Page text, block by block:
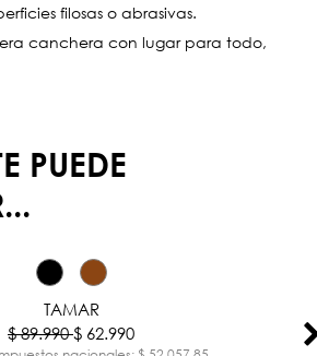
filosas o abrasivas.
canchera con lugar para todo,
PUEDE
TAMAR
$ 89.990$ 62.990